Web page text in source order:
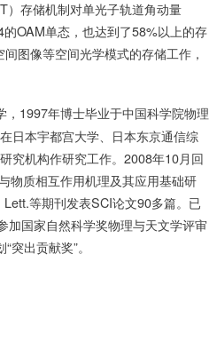
）存储机制对单光子轨道角动量
的OAM单态，也达到了58%以上的存
图像等空间光学模式的存储工作，
1997年博士毕业于中国科学院物理
日本宇都宫大学、日本东京通信综
究机构作研究工作。 2008年10月回
物质相互作用机理及其应用基础研
Lett.等期刊发表SCI论文90多篇。已
加国家自然科学奖物理与天文学评审
“突出贡献奖”。